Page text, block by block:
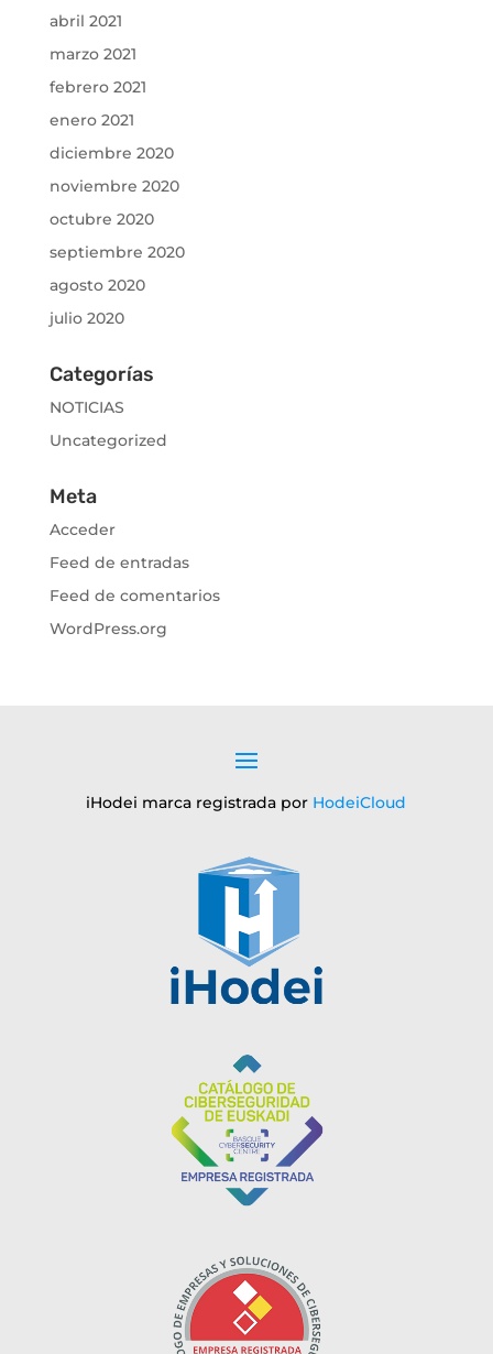
abril 2021
marzo 2021
febrero 2021
enero 2021
diciembre 2020
noviembre 2020
octubre 2020
septiembre 2020
agosto 2020
julio 2020
Categorías
NOTICIAS
Uncategorized
Meta
Acceder
Feed de entradas
Feed de comentarios
WordPress.org
iHodei marca registrada por HodeiCloud